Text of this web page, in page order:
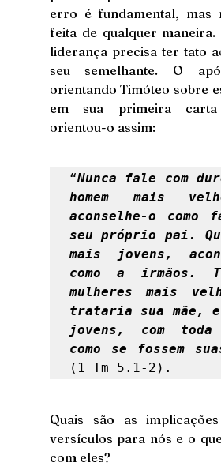
erro é fundamental, mas
feita de qualquer maneira.
liderança precisa ter tato
seu semelhante. O
orientando Timóteo sobre
em sua primeira
orientou-o assim:
“Nunca fale com
homem mais
aconselhe-o como
seu próprio pai.
mais jovens,
como a irmãos.
mulheres mais
trataria sua mãe,
jovens, com toda
como se fossem
(1 Tm 5.1-2).
Quais são as
versículos para nós e o
com eles?